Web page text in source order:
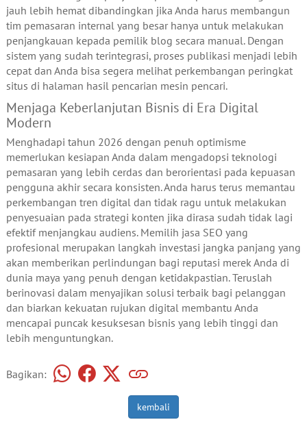
jauh lebih hemat dibandingkan jika Anda harus membangun
tim pemasaran internal yang besar hanya untuk melakukan
penjangkauan kepada pemilik blog secara manual. Dengan
sistem yang sudah terintegrasi, proses publikasi menjadi lebih
cepat dan Anda bisa segera melihat perkembangan peringkat
situs di halaman hasil pencarian mesin pencari.
Menjaga Keberlanjutan Bisnis di Era Digital
Modern
Menghadapi tahun 2026 dengan penuh optimisme
memerlukan kesiapan Anda dalam mengadopsi teknologi
pemasaran yang lebih cerdas dan berorientasi pada kepuasan
pengguna akhir secara konsisten. Anda harus terus memantau
perkembangan tren digital dan tidak ragu untuk melakukan
penyesuaian pada strategi konten jika dirasa sudah tidak lagi
efektif menjangkau audiens. Memilih jasa SEO yang
profesional merupakan langkah investasi jangka panjang yang
akan memberikan perlindungan bagi reputasi merek Anda di
dunia maya yang penuh dengan ketidakpastian. Teruslah
berinovasi dalam menyajikan solusi terbaik bagi pelanggan
dan biarkan kekuatan rujukan digital membantu Anda
mencapai puncak kesuksesan bisnis yang lebih tinggi dan
lebih menguntungkan.
Bagikan:
kembali